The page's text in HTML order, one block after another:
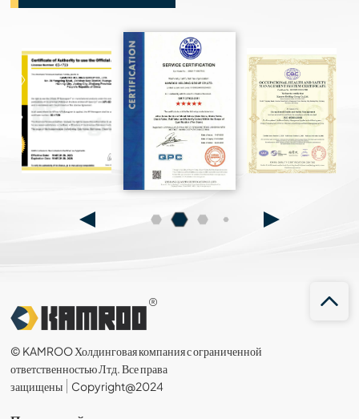
© KAMROO Холдинговая компания с ограниченной
ответственностью Лтд. Все права
защищены
Copyright@2024